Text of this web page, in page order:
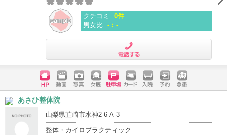
クチコミ
0件
男女比 -：-
ホームペ
ージ
動画 写真 女医 駐車場
クレジッ
入院 予約 急患
あさひ整体院
山梨県韮崎市水神2-6-A-3
整体・カイロプラクティック